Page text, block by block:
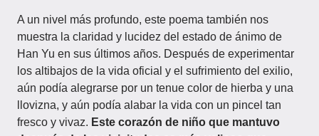
A un nivel más profundo, este poema también nos
muestra la claridad y lucidez del estado de ánimo de
Han Yu en sus últimos años. Después de experimentar
los altibajos de la vida oficial y el sufrimiento del exilio,
aún podía alegrarse por un tenue color de hierba y una
llovizna, y aún podía alabar la vida con un pincel tan
fresco y vivaz. Este corazón de niño que mantuvo